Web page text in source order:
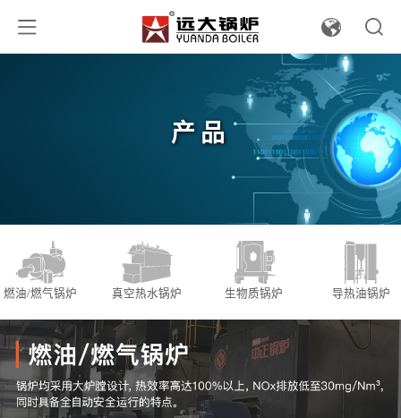
产品
燃油/燃气锅炉 真空热水锅炉 生物质锅炉 导热油锅炉